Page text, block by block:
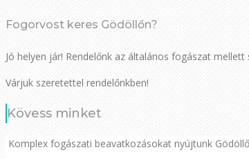
Fogorvost keres Gödöllőn?
Jó helyen jár! Rendelőnk az általános fogászat
Várjuk szeretettel rendelőnkben!
Kövess minket
Komplex fogászati beavatkozásokat nyújtunk